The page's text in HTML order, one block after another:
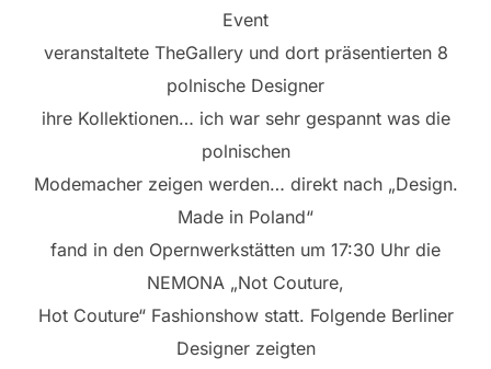
Event
veranstaltete TheGallery und dort präsentierten 8
polnische Designer
ihre Kollektionen… ich war sehr gespannt was die
polnischen
Modemacher zeigen werden… direkt nach „Design.
Made in Poland“
fand in den Opernwerkstätten um 17:30 Uhr die
NEMONA „Not Couture,
Hot Couture“ Fashionshow statt. Folgende Berliner
Designer zeigten